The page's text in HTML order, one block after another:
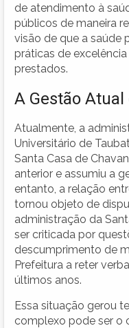
de atendimento à
públicos de maneira
visão de que a saúde
práticas de
prestados.
A Gestão Atual
Atualmente, a
Universitário de
Santa Casa de
anterior e assumiu a
entanto, a relação
tornou objeto de
administração da
ser criticada por
descumprimento de
Prefeitura a reter
últimos anos.
Essa situação gerou
complexo pode ser o